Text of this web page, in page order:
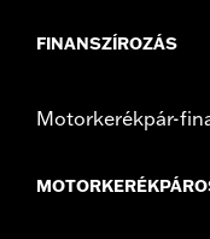
FINANSZÍROZÁS
Motorkerékpár-